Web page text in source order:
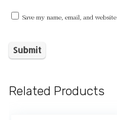
Save my name, email, and
Related Products